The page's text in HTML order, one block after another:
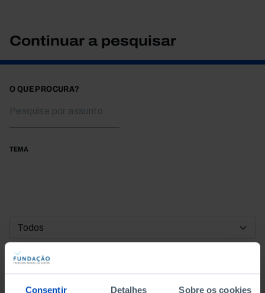
Consentir Detalhes Sobre os cookies
Continuar a pesquisar
O QUE PROCURA?
TEMA
DATA DE INÍCIO
DATA DE FIM